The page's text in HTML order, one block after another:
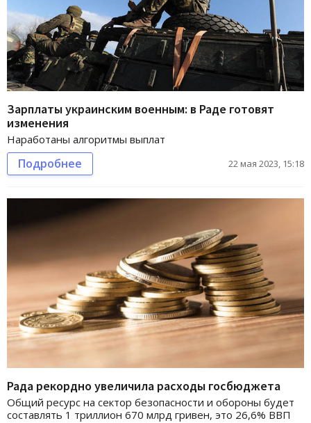
Зарплаты украинским военным: в Раде готовят
изменения
Наработаны алгоритмы выплат
Подробнее 22 мая 2023, 15:18
Рада рекордно увеличила расходы госбюджета
Общий ресурс на сектор безопасности и обороны будет
составлять 1 триллион 670 млрд гривен, это 26,6% ВВП